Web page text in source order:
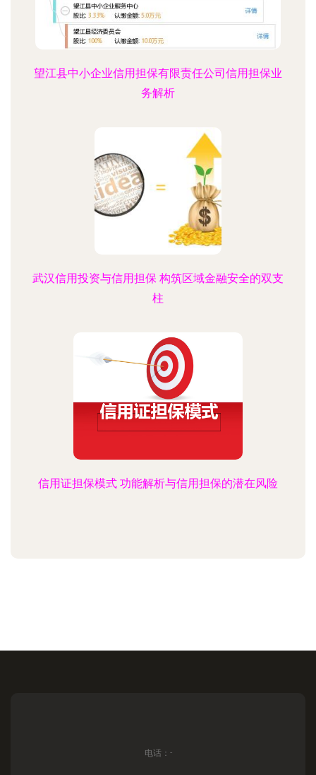
望江县中小企业信用担保有限责任公司信用担保业
务解析
武汉信用投资与信用担保 构筑区域金融安全的双支
柱
信用证担保模式 功能解析与信用担保的潜在风险
电话：-